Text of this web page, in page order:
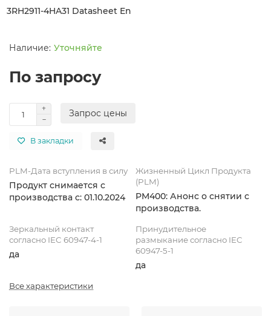
3RH2911-4HA31 Datasheet En
Уточняйте
По запросу
Запрос цены
В закладки
PLM-Дата вступления в силу
Продукт снимается с
производства с: 01.10.2024
Жизненный Цикл Продукта
(PLM)
PM400: Анонс о снятии с
производства.
Зеркальный контакт
согласно IEC 60947-4-1
да
Принудительное
размыкание согласно IEC
60947-5-1
да
Все характеристики